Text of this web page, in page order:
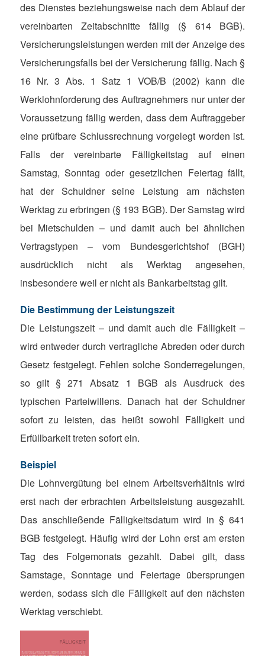
des Dienstes beziehungsweise nach dem Ablauf der
vereinbarten Zeitabschnitte fällig (§ 614 BGB).
Versicherungsleistungen werden mit der Anzeige des
Versicherungsfalls bei der Versicherung fällig. Nach §
16 Nr. 3 Abs. 1 Satz 1 VOB/B (2002) kann die
Werklohnforderung des Auftragnehmers nur unter der
Voraussetzung fällig werden, dass dem Auftraggeber
eine prüfbare Schlussrechnung vorgelegt worden ist.
Falls der vereinbarte Fälligkeitstag auf einen
Samstag, Sonntag oder gesetzlichen Feiertag fällt,
hat der Schuldner seine Leistung am nächsten
Werktag zu erbringen (§ 193 BGB). Der Samstag wird
bei Mietschulden – und damit auch bei ähnlichen
Vertragstypen – vom Bundesgerichtshof (BGH)
ausdrücklich nicht als Werktag angesehen,
insbesondere weil er nicht als Bankarbeitstag gilt.
Die Bestimmung der Leistungszeit
Die Leistungszeit – und damit auch die Fälligkeit –
wird entweder durch vertragliche Abreden oder durch
Gesetz festgelegt. Fehlen solche Sonderregelungen,
so gilt § 271 Absatz 1 BGB als Ausdruck des
typischen Parteiwillens. Danach hat der Schuldner
sofort zu leisten, das heißt sowohl Fälligkeit und
Erfüllbarkeit treten sofort ein.
Beispiel
Die Lohnvergütung bei einem Arbeitsverhältnis wird
erst nach der erbrachten Arbeitsleistung ausgezahlt.
Das anschließende Fälligkeitsdatum wird in § 641
BGB festgelegt. Häufig wird der Lohn erst am ersten
Tag des Folgemonats gezahlt. Dabei gilt, dass
Samstage, Sonntage und Feiertage übersprungen
werden, sodass sich die Fälligkeit auf den nächsten
Werktag verschiebt.